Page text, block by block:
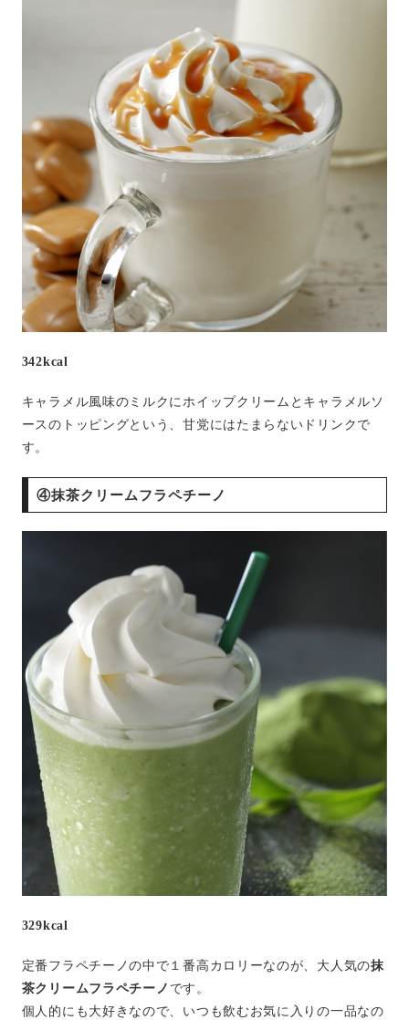
342kcal
キャラメル風味のミルクにホイップクリームとキャラメルソ
ースのトッピングという、甘党にはたまらないドリンクで
す。
④抹茶クリームフラペチーノ
329kcal
定番フラペチーノの中で１番高カロリーなのが、大人気の抹
茶クリームフラペチーノ です。
個人的にも大好きなので、いつも飲むお気に入りの一品なの